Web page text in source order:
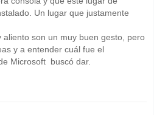
Un lugar que justamente
aliento son un muy buen gesto, pero
y a entender cuál fue el
Microsoft buscó dar.